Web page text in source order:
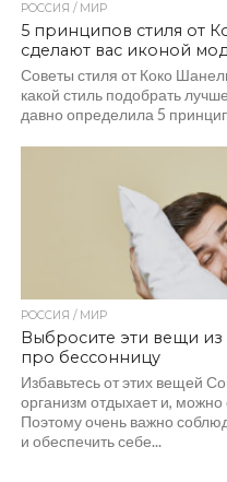
РОССИЯ / МИР
5 принципов стиля от
сделают вас иконой
Советы стиля от Коко
какой стиль подобрать
давно определила 5
РОССИЯ / МИР
Выбросите эти вещи
про бессонницу
Избавьтесь от этих вещей
организм отдыхает и, можно
Поэтому очень важно
и обеспечить себе...